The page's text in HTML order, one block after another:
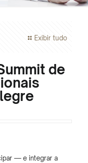
Exibir tudo
de
— e integrar a